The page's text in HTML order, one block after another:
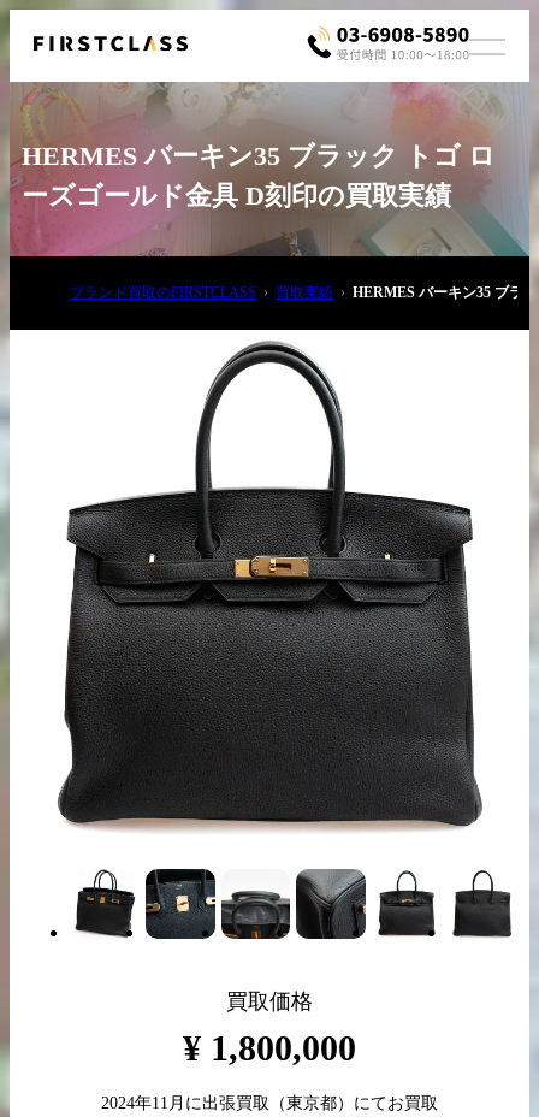
03-6908-5890
出張買取の
お申込み
宅配買取の
お申込み
LINE査定
HERMES バーキン35 ブラック トゴ ロ
ーズゴールド金具 D刻印の買取実績
ブランド買取のFIRSTCLASS 買取実績 HERMES バーキン35 ブラ
買取価格
¥ 1,800,000
2024年11月 に出張買取 （東京都）にてお買取